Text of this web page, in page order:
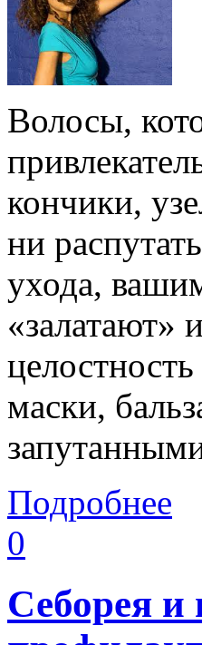
Волосы,
кончики,
ни
ухода,
«залатают»
маски,
Подробнее
0
Себорея и